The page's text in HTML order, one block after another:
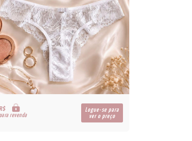
revenda
Logue-se para
ver o preço